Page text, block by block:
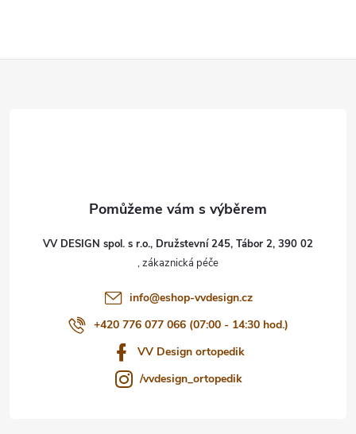
VV DESIGN spol. s r.o., Družstevní 245, Tábor 2, 390 02
info@eshop-vvdesign.cz
+420 776 077 066 (07:00 - 14:30 hod.)
VV Design ortopedik
/vvdesign_ortopedik